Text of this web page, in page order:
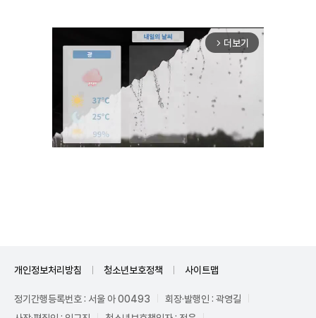
arrow_forward_ios 더보기
개인정보처리방침 청소년보호정책 사이트맵
정기간행등록번호 : 서울 아 00493
회장·발행인 : 곽영길